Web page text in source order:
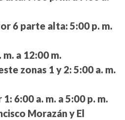
6 parte alta: 5:00 p. m.
m. a 12:00 m.
zonas 1 y 2: 5:00 a. m.
1: 6:00 a. m. a 5:00 p. m.
Morazán y El